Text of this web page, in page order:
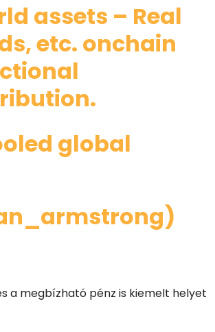
assets – Real
etc. onchain
global
a megbízható pénz is kiemelt helyet